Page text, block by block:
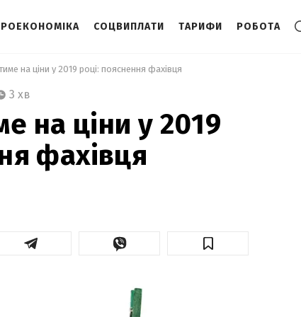
СОЦВИПЛАТИ ТАРИФИ РОБОТА
на ціни у 2019 році: пояснення фахівця
3 хв
на ціни у 2019
фахівця